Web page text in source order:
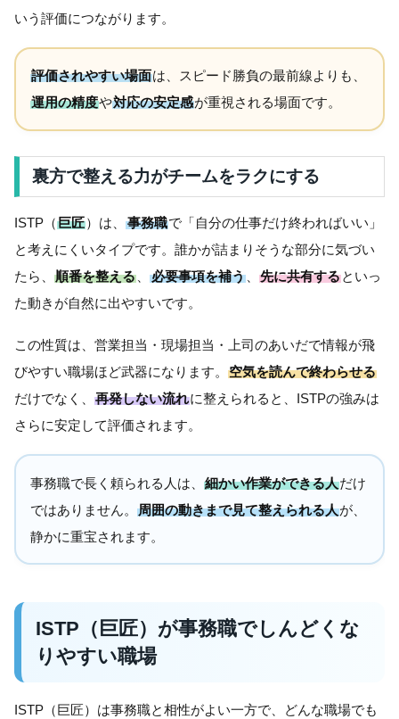
いう評価につながります。
評価されやすい場面は、スピード勝負の最前線よりも、
運用の精度や対応の安定感が重視される場面です。
裏方で整える力がチームをラクにする
ISTP（巨匠）は、事務職で「自分の仕事だけ終わればいい」
と考えにくいタイプです。誰かが詰まりそうな部分に気づい
たら、 順番を整える 、必要事項を補う、 先に共有するといっ
た動きが自然に出やすいです。
この性質は、営業担当・現場担当・上司のあいだで情報が飛
びやすい職場ほど武器になります。 空気を読んで終わらせる
だけでなく、 再発しない流れに整えられると、ISTPの強みは
さらに安定して評価されます。
事務職で長く頼られる人は、 細かい作業ができる人だけ
ではありません。 周囲の動きまで見て整えられる人が、
静かに重宝されます。
ISTP（巨匠）が事務職でしんどくな
りやすい職場
ISTP（巨匠）は事務職と相性がよい一方で、どんな職場でも